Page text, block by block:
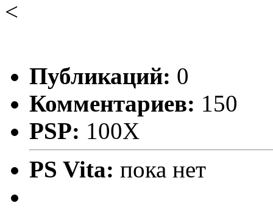
<
Публикаций: 0
Комментариев: 150
PSP: 100X
PS Vita: пока нет